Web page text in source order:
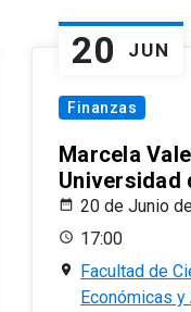
20 JUN
Finanzas
Marcela
Universidad
20 de Junio
17:00
Facultad de
Económicas